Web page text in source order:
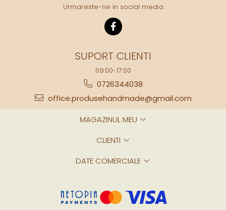
Urmareste-ne in social media
SUPORT CLIENTI
09:00-17:00
0726344038
office.produsehandmade@gmail.com
MAGAZINUL MEU
CLIENTI
DATE COMERCIALE